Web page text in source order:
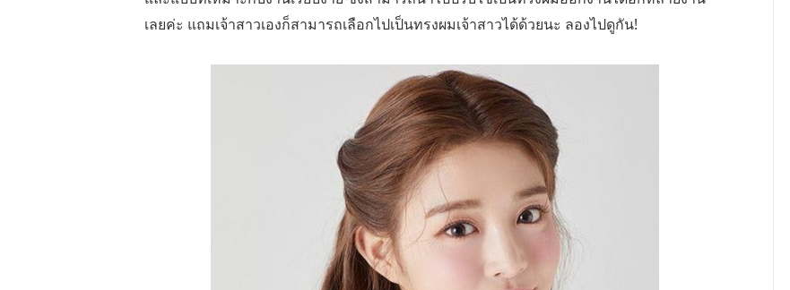
เลยค่ะ แถมเจ้าสาวเองก็สามารถเลือกไปเป็นทรงผมเจ้าสาวได้ด้วยนะ ลองไปดูกัน!